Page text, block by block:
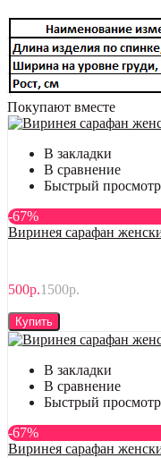
Покупают вместе
В закладки
В сравнение
Быстрый просмотр
-67%
Виринея сарафан
500р.1500р.
Купить
В закладки
В сравнение
Быстрый просмотр
-67%
Виринея сарафан